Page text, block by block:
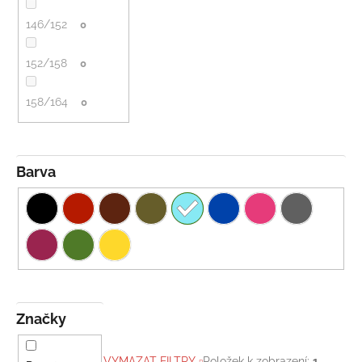
Značky
Barva
146/152 0
152/158 0
158/164 0